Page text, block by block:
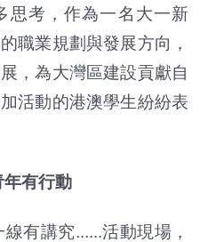
思考，作為一名大一新
職業規劃與發展方向，
，為大灣區建設貢獻自
活動的港澳學生紛紛表
年有行動
有講究......活動現場，